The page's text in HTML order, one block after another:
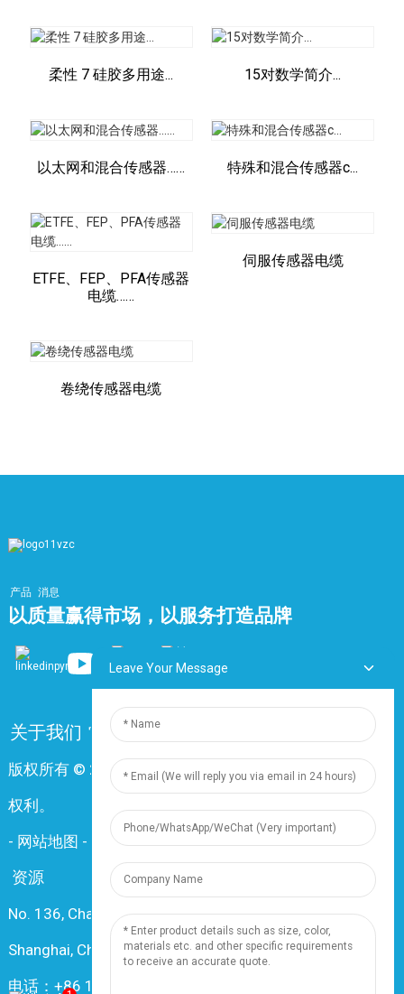
柔性 7 硅胶多用途... 15对数学简介...
以太网和混合传感器…… 特殊和混合传感器c...
ETFE、FEP、PFA传感器
电缆……
伺服传感器电缆
卷绕传感器电缆
产品 消息
以质量赢得市场，以服务打造品牌
关于我们 常问问题
版权所有 © 2024 上海鼎尊电气电缆有限公司。保留所有
权利。
- 网站地图 - 资源
资源
No. 136, Changxiang Rd., Nanxiang Town, 201802,
Shanghai, China
电话：+86 18019377761
Leave Your Message